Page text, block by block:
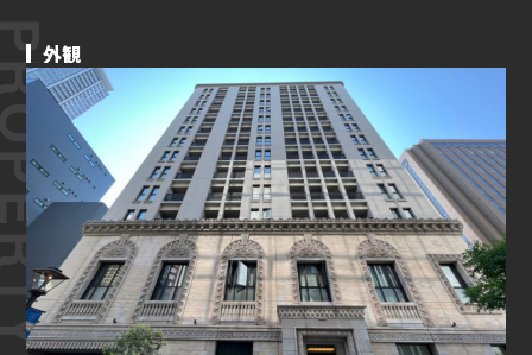
外観